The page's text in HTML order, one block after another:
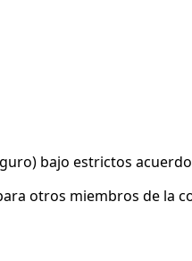
bajo estrictos
otros miembros de la